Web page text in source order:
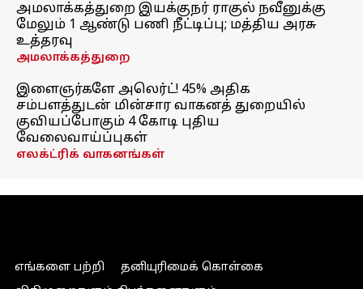
அமலாக்கத்துறை இயக்குநர் ராகுல் நவீனுக்கு
மேலும் 1 ஆண்டு பணி நீட்டிப்பு; மத்திய அரசு
உத்தரவு
அமலாக்கத்துறை
இளைஞர்களே அலெர்ட்! 45% அதிக
சம்பளத்துடன் மின்சார வாகனத் துறையில்
குவியப்போகும் 4 கோடி புதிய
வேலைவாய்ப்புகள்
எலக்ட்ரிக் வாகனங்கள்
எங்களை பற்றி
தனியுரிமைக் கொள்கை